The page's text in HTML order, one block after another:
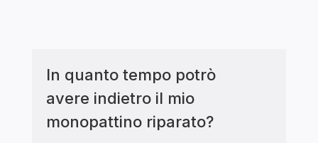
In quanto tempo potrò
avere indietro il mio
monopattino riparato?